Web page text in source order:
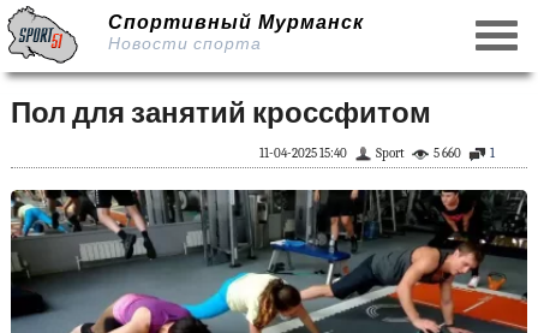
Спортивный Мурманск
Новости спорта
Пол для занятий кроссфитом
1
5 660
Sport
11-04-2025 15:40